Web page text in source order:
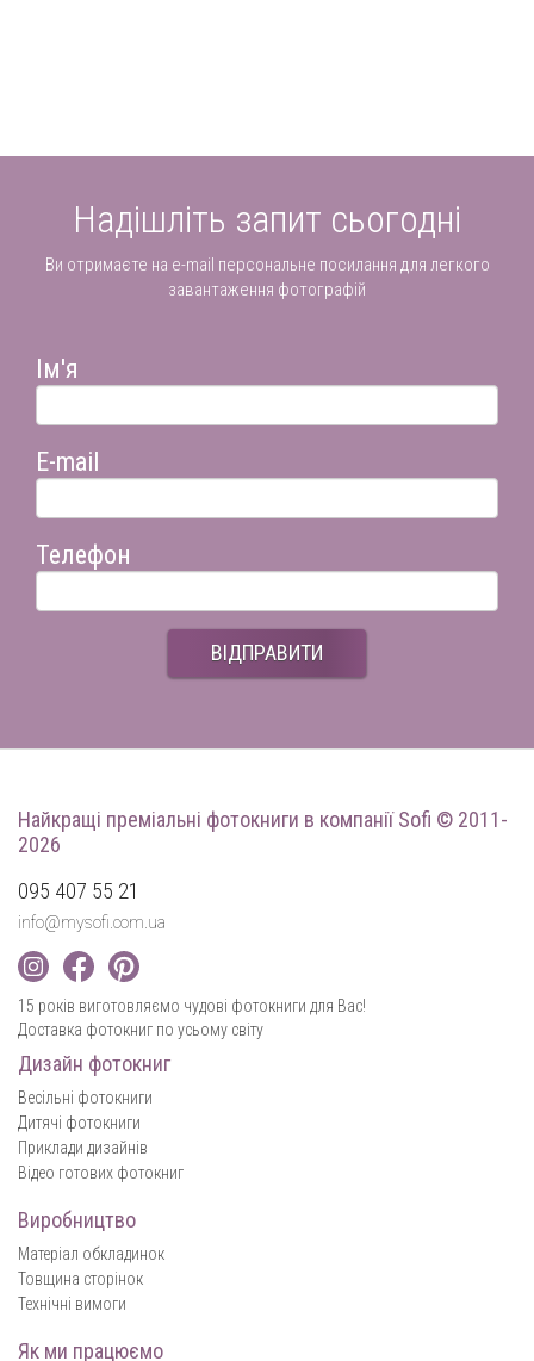
Надішліть запит сьогодні
Ви отримаєте на e-mail персональне посилання для легкого
завантаження фотографій
Ім'я
E-mail
Телефон
ВІДПРАВИТИ
Найкращі преміальні фотокниги в компанії Sofi © 2011-
2026
095 407 55 21
info@mysofi.com.ua
15 років виготовляємо чудові фотокниги для Вас!
Доставка фотокниг по усьому світу
Дизайн фотокниг
Весільні фотокниги
Дитячі фотокниги
Приклади дизайнів
Відео готових фотокниг
Виробництво
Матеріал обкладинок
Товщина сторінок
Технічні вимоги
Як ми працюємо